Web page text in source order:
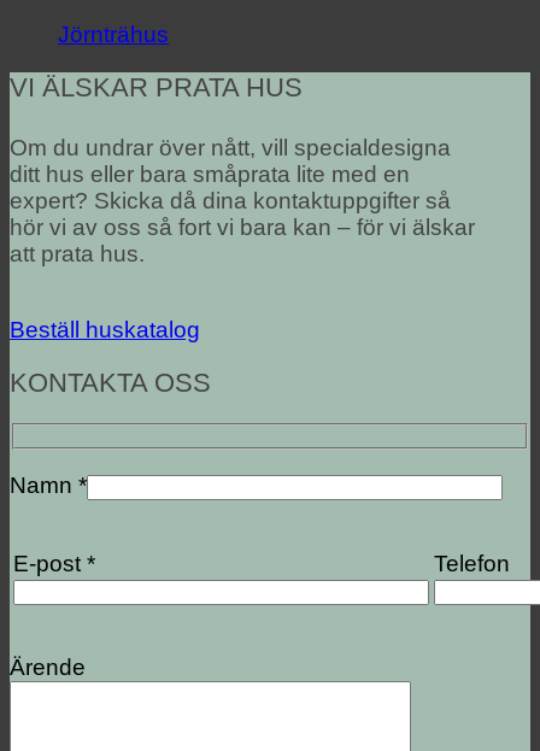
Jörnträhus
VI ÄLSKAR PRATA HUS
Om du undrar över nått, vill specialdesigna
ditt hus eller bara småprata lite med en
expert? Skicka då dina kontaktuppgifter så
hör vi av oss så fort vi bara kan – för vi älskar
att prata hus.
Beställ huskatalog
KONTAKTA OSS
Namn *
E-post * Telefon
Ärende